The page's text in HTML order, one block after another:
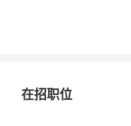
在招职位